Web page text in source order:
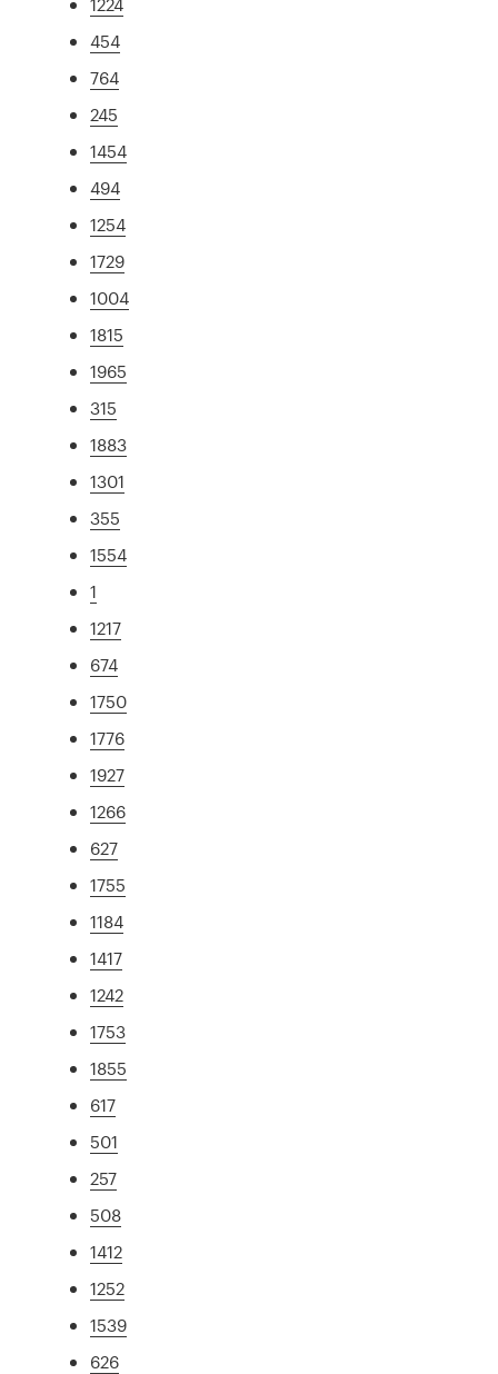
454
764
245
1454
494
1254
1729
1004
1815
1965
315
1883
1301
355
1554
1
1217
674
1750
1776
1927
1266
627
1755
1184
1417
1242
1753
1855
617
501
257
508
1412
1252
1539
626